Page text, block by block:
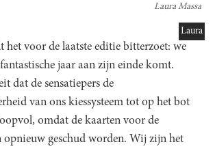
Laura Massa
Laura
het voor de laatste editie bitterzoet: we
jaar aan zijn einde komt.
dat de sensatiepers de
van ons kiessysteem tot op het bot
omdat de kaarten voor de
geschud worden. Wij zijn het